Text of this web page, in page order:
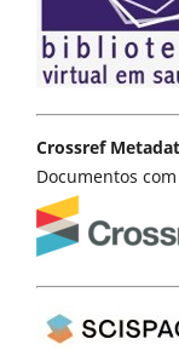
Crossref
Documentos